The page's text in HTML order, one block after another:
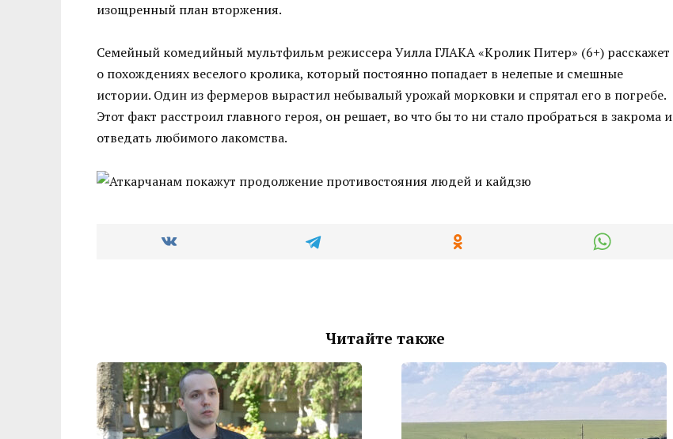
изощренный план вторжения.
Семейный комедийный мультфильм режиссера Уилла ГЛАКА «Кролик Питер» (6+) расскажет
о похождениях веселого кролика, который постоянно попадает в нелепые и смешные
истории. Один из фермеров вырастил небывалый урожай морковки и спрятал его в погребе.
Этот факт расстроил главного героя, он решает, во что бы то ни стало пробраться в закрома и
отведать любимого лакомства.
Читайте также